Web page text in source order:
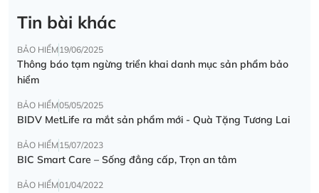
Tin bài khác
BẢO HIỂM19/06/2025
Thông báo tạm ngừng triển khai danh mục sản phẩm bảo
hiểm
BẢO HIỂM05/05/2025
BIDV MetLife ra mắt sản phẩm mới - Quà Tặng Tương Lai
BẢO HIỂM15/07/2023
BIC Smart Care – Sống đẳng cấp, Trọn an tâm
BẢO HIỂM01/04/2022